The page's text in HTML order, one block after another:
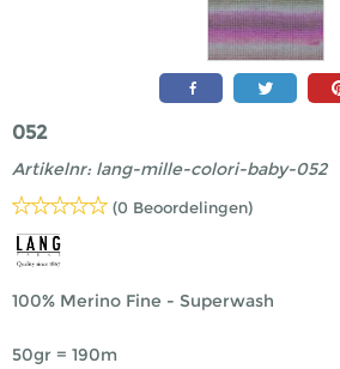
052
Artikelnr: lang-mille-colori-baby-052
(0 Beoordelingen)
100% Merino Fine - Superwash
50gr = 190m